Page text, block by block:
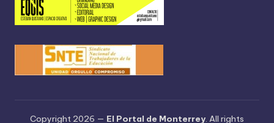
Copyright 2026 — El Portal de Monterrey. All rights